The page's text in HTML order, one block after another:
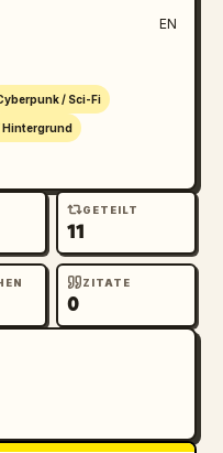
ähnlich wie bei
untergeordnet.
Render,
Punkte,
detailliert,
Prompt:
niedriger
Unschärfe,
Auflösung.
EN
/ Sci-Fi
Hintergrund
GETEILT
11
ZITATE
0